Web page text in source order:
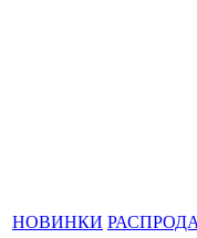
НОВИНКИ